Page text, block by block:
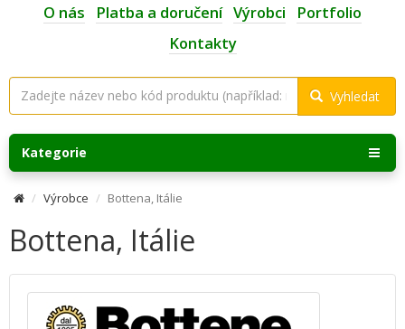
O nás Platba a doručení Výrobci
Portfolio
Kontakty
Vyhledat
Kategorie
Výrobce Bottena, Itálie
Bottena, Itálie